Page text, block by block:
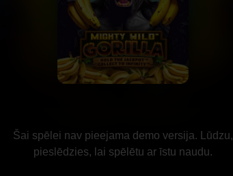
Šai spēlei nav pieejama demo versija. Lūdzu,
pieslēdzies, lai spēlētu ar īstu naudu.